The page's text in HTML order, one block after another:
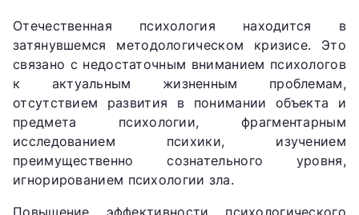
Отечественная психология находится в
затянувшемся методологическом кризисе. Это
связано с недостаточным вниманием психологов
к актуальным жизненным проблемам,
отсутствием развития в понимании объекта и
предмета психологии, фрагментарным
исследованием психики, изучением
преимущественно сознательного уровня,
игнорированием психологии зла.
Повышение эффективности психологического